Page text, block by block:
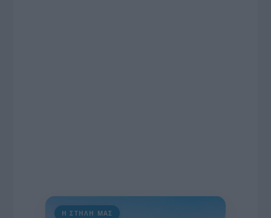
Η ΣΤΗΛΗ ΜΑΣ